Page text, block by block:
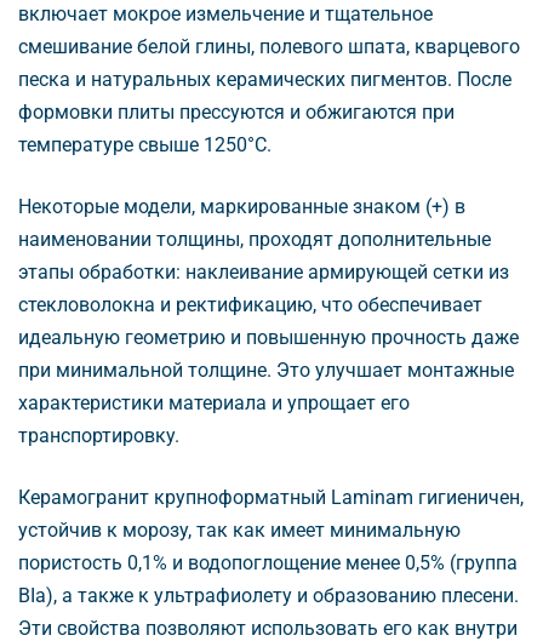
ключает мокрое измельчение и тщательное
смешивание белой глины, полевого шпата, кварцевого
песка и натуральных керамических пигментов. После
формовки плиты прессуются и обжигаются при
температуре свыше 1250°C.
Некоторые модели, маркированные знаком (+)
наименовании толщины, проходят дополнительные
этапы обработки: наклеивание армирующей сетки из
стекловолокна и ректификацию, что обеспечивает
идеальную геометрию и повышенную прочность даже
при минимальной толщине. Это улучшает монтажные
характеристики материала и упрощает его
транспортировку.
Керамогранит крупноформатный Laminam гигиеничен,
устойчив к морозу, так как имеет минимальную
пористость 0,1% и водопоглощение менее 0,5% (группа
BIa), а также к ультрафиолету и образованию плесени.
Эти свойства позволяют использовать его как внутри